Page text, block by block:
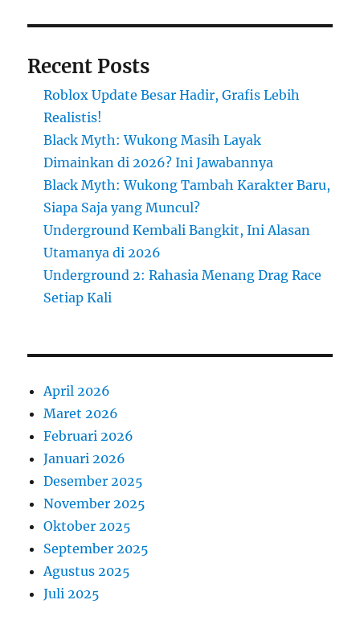
Recent Posts
Roblox Update Besar Hadir, Grafis Lebih
Realistis!
Black Myth: Wukong Masih Layak
Dimainkan di 2026? Ini Jawabannya
Black Myth: Wukong Tambah Karakter Baru,
Siapa Saja yang Muncul?
Underground Kembali Bangkit, Ini Alasan
Utamanya di 2026
Underground 2: Rahasia Menang Drag Race
Setiap Kali
April 2026
Maret 2026
Februari 2026
Januari 2026
Desember 2025
November 2025
Oktober 2025
September 2025
Agustus 2025
Juli 2025